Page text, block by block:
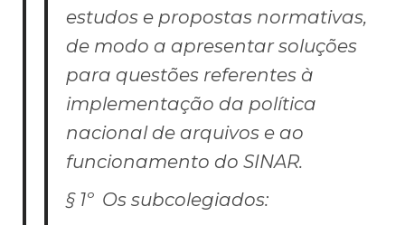
estudos e propostas normativas,
de modo a apresentar soluções
para questões referentes à
implementação da política
nacional de arquivos e ao
funcionamento do SINAR.
§ 1º Os subcolegiados: